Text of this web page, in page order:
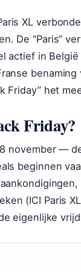
XL
De “Paris”
actief in
Friday” het
Friday?
november —
beginnen
(ICI Paris
eigenlijke